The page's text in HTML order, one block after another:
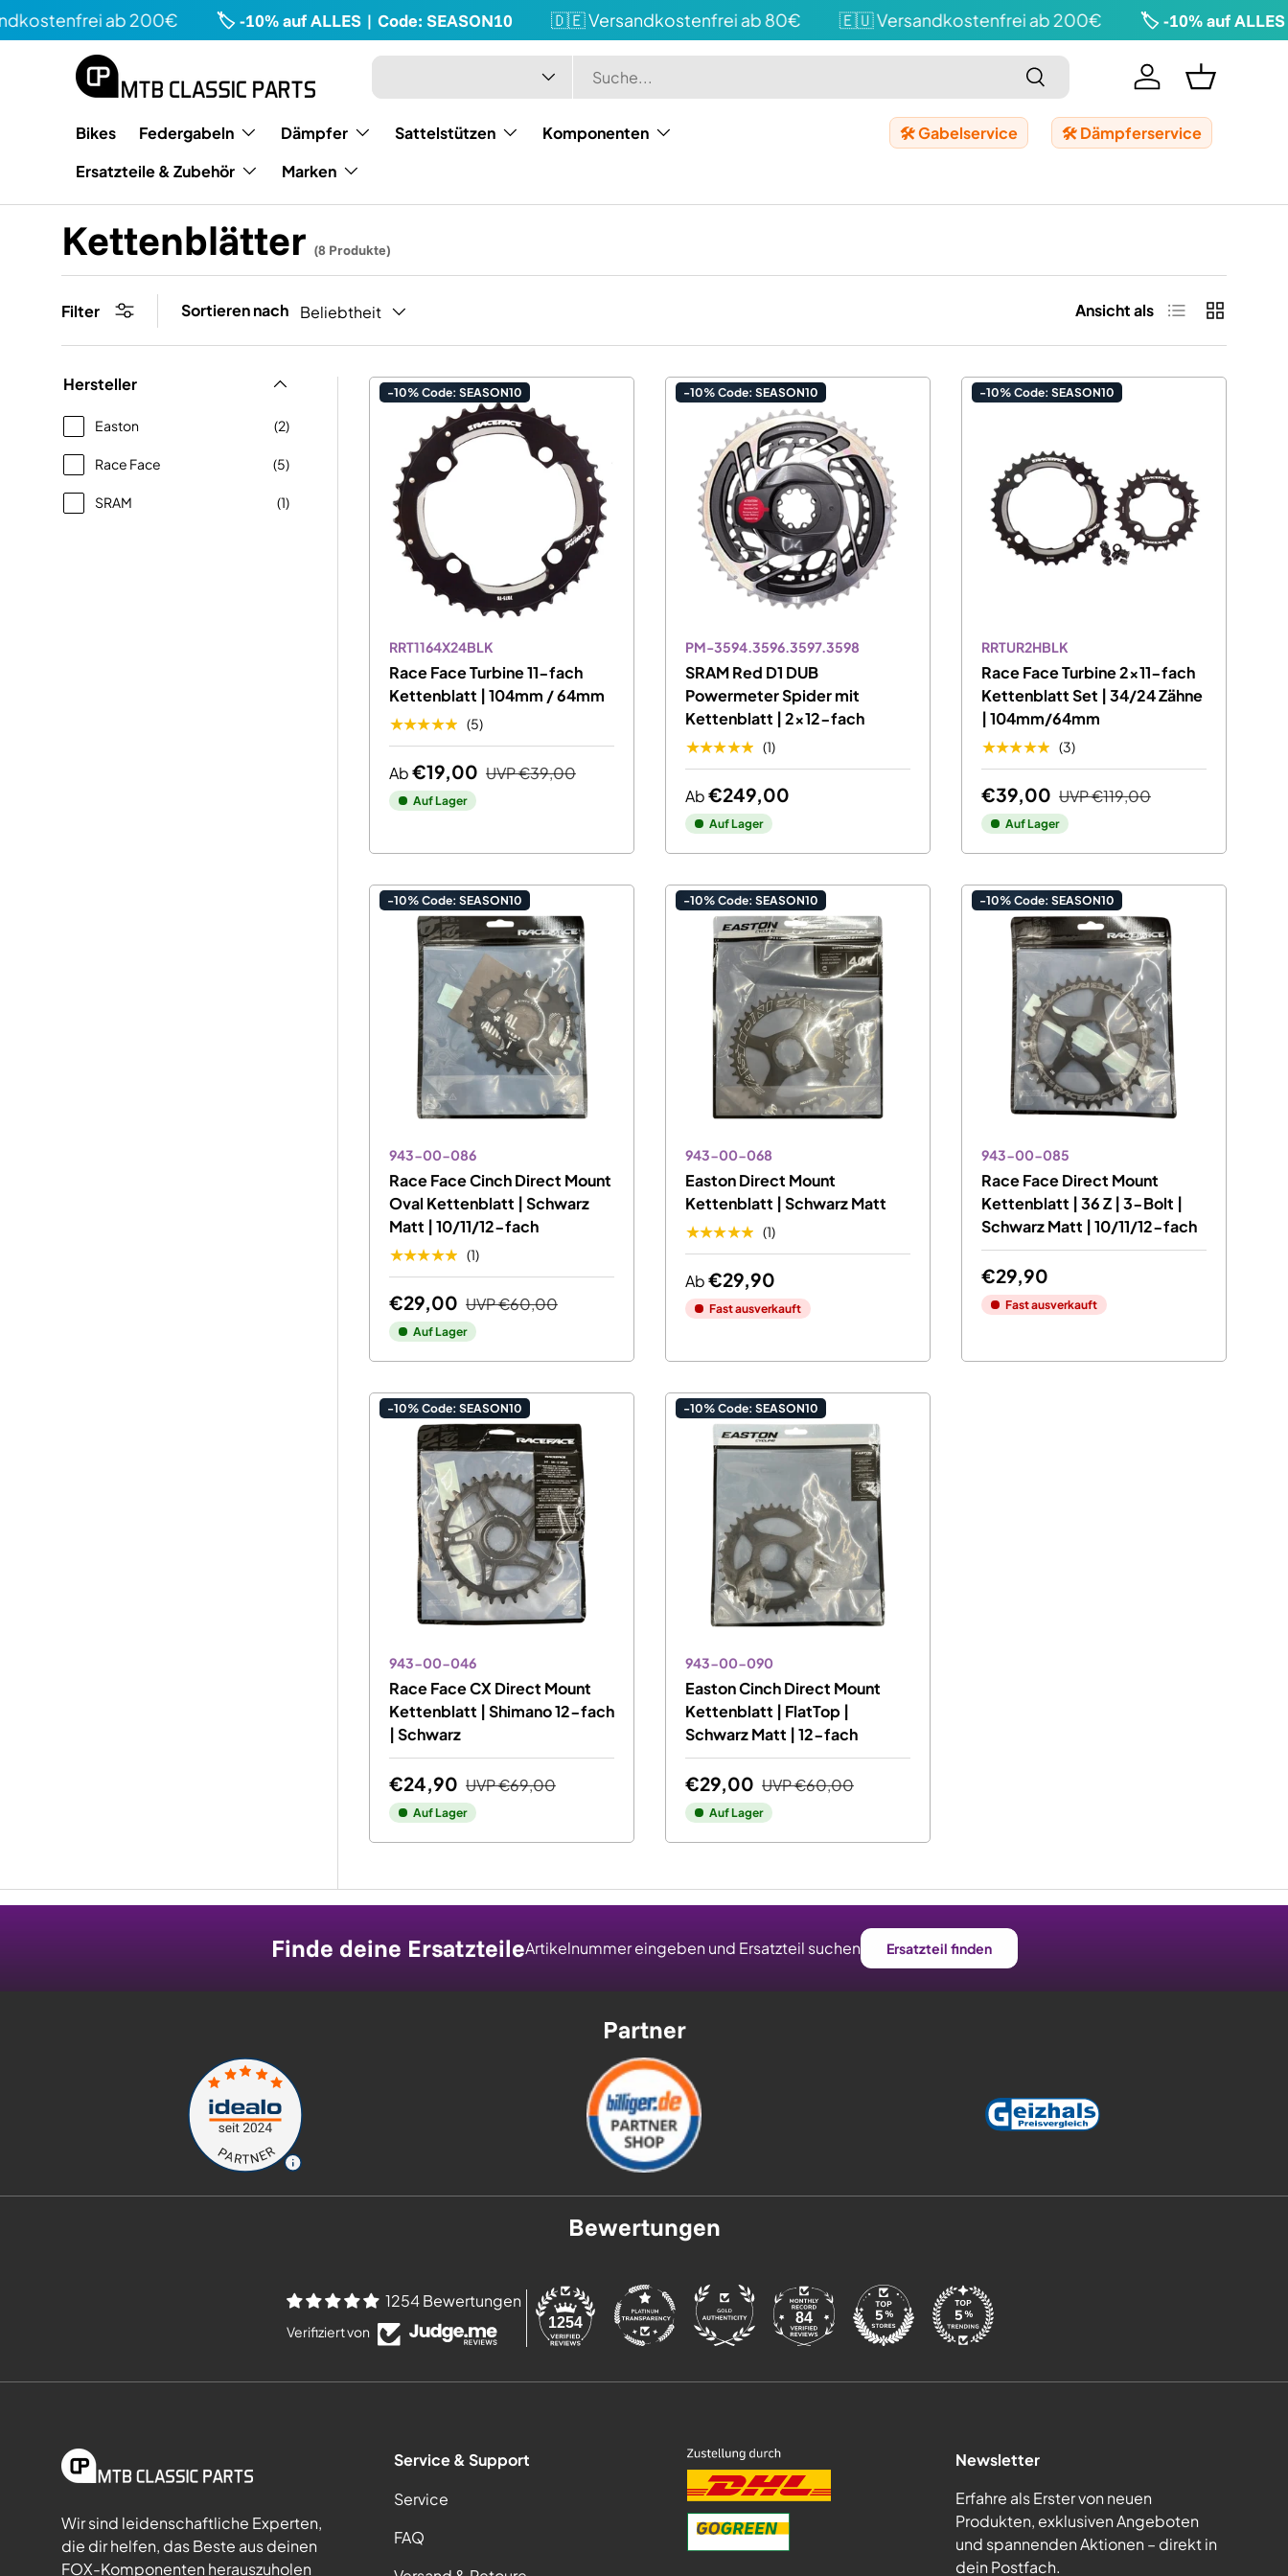
ab 200€ 🏷️ -10% auf ALLES | Code: SEASON10 🇩🇪 Versandkostenfrei ab 80€ 🇪🇺 Versandkostenfrei ab 200€ 🏷️ -10% auf ALLES |
Suchen
Art
Suchen Einloggen
Bikes Federgabeln Dämpfer Sattelstützen
Komponenten
Ersatzteile & Zubehör
Marken
🛠️ Gabelservice 🛠️ Dämpferservice
Kettenblätter (8 Produkte)
Filter Sortieren nach Beliebtheit Ansicht als Produktliste
Hersteller
Easton (2)
Race Face (5)
SRAM (1)
-10% Code: SEASON10
RRT1164X24BLK
Race Face Turbine 11-fach
Kettenblatt | 104mm / 64mm
★★★★★ (5)
Ab€19,00 UVP€39,00
Auf Lager
-10% Code: SEASON10
PM-3594.3596.3597.3598
SRAM Red D1 DUB
Powermeter Spider mit
Kettenblatt | 2x12-fach
★★★★★ (1)
Ab€249,00
Auf Lager
-10% Code: SEASON10
RRTUR2HBLK
Race Face Turbine 2x11-fach
Kettenblatt Set | 34/24 Zähne
| 104mm/64mm
★★★★★ (3)
€39,00 UVP€119,00
Auf Lager
-10% Code: SEASON10
943-00-086
Race Face Cinch Direct Mount
Oval Kettenblatt | Schwarz
Matt | 10/11/12-fach
★★★★★ (1)
€29,00 UVP€60,00
Auf Lager
-10% Code: SEASON10
943-00-068
Easton Direct Mount
Kettenblatt | Schwarz Matt
★★★★★ (1)
Ab€29,90
Fast ausverkauft
-10% Code: SEASON10
943-00-085
Race Face Direct Mount
Kettenblatt | 36 Z | 3-Bolt |
Schwarz Matt | 10/11/12-fach
€29,90
Fast ausverkauft
-10% Code: SEASON10
943-00-046
Race Face CX Direct Mount
Kettenblatt | Shimano 12-fach
| Schwarz
€24,90 UVP€69,00
Auf Lager
-10% Code: SEASON10
943-00-090
Easton Cinch Direct Mount
Kettenblatt | FlatTop |
Schwarz Matt | 12-fach
€29,00 UVP€60,00
Auf Lager
Finde deine ErsatzteileArtikelnummer eingeben und Ersatzteil suchen Ersatzteil finden
Partner
Bewertungen
1254 Bewertungen
Verifiziert von 1254 84
Wir sind leidenschaftliche Experten,
die dir helfen, das Beste aus deinen
FOX-Komponenten herauszuholen
Service & Support
Service
FAQ
Newsletter
Erfahre als Erster von neuen
Produkten, exklusiven Angeboten
und spannenden Aktionen – direkt in
dein Postfach.